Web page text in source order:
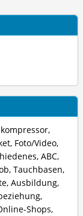
,
, Foto/Video,
, ABC,
, Tauchbasen,
, Ausbildung,
,
Shops,